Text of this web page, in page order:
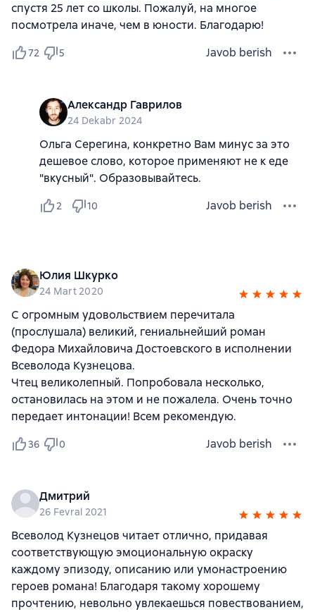
спустя 25 лет со школы. Пожалуй, на многое
посмотрела иначе, чем в юности. Благодарю!
72 5 Javob berish
Александр Гаврилов
24 Dekabr 2024
Ольга Серегина, конкретно Вам минус за это
дешевое слово, которое применяют не к еде
"вкусный". Образовывайтесь.
2 10 Javob berish
Юлия Шкурко
24 Mart 2020
С огромным удовольствием перечитала
(прослушала) великий, гениальнейший роман
Федора Михайловича Достоевского в исполнении
Всеволода Кузнецова.
Чтец великолепный. Попробовала несколько,
остановилась на этом и не пожалела. Очень точно
передает интонации! Всем рекомендую.
36 0 Javob berish
Дмитрий
26 Fevral 2021
Всеволод Кузнецов читает отлично, придавая
соответствующую эмоциональную окраску
каждому эпизоду, описанию или умонастроению
героев романа! Благодаря такому хорошему
прочтению, невольно увлекаешься повествованием,